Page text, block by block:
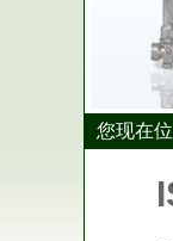
您现在位